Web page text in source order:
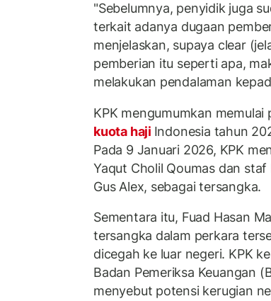
"Sebelumnya, penyidik juga
terkait adanya dugaan
menjelaskan, supaya clear
pemberian itu seperti apa,
melakukan pendalaman
KPK mengumumkan memulai
kuota haji Indonesia tahun
Pada 9 Januari 2026, KPK
Yaqut Cholil Qoumas dan
Gus Alex, sebagai tersangka.
Sementara itu, Fuad Hasan
tersangka dalam perkara
dicegah ke luar negeri. KPK
Badan Pemeriksa Keuangan
menyebut potensi kerugian